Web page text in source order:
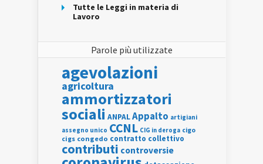
Tutte le Leggi in materia di
Lavoro
Parole più utilizzate
agevolazioni
agricoltura
ammortizzatori
sociali ANPALAppalto artigiani
assegno unico CCNL CIG in deroga cigo
cigs congedo contratto collettivo
contributi controversie